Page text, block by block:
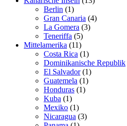
Berlin (1)
Gran Canaria (4)
La Gomera (3)
Teneriffa (5)
Mittelamerika (11)
Costa Rica (1)
Dominikanische Republik
El Salvador(1)
Guatemela (1)
Honduras (1)
Kuba (1)
Mexiko (1)
Nicaragua (3)